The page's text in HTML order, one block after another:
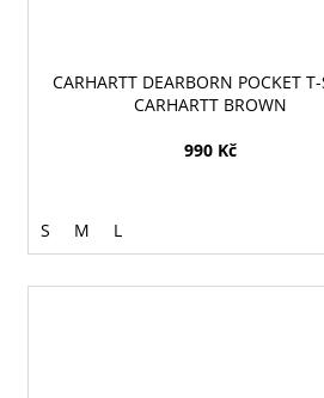
CARHARTT DEARBORN POCKET
CARHARTT BROWN
990 Kč
S M L